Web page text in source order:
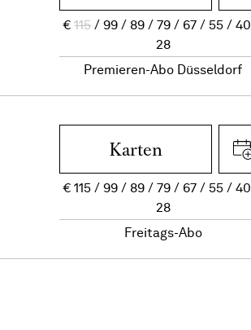
€115 99 89 79 67 55
40
28
Premieren-Abo Düsseldorf
Karten
€115 99 89 79 67 55
40
28
Freitags-Abo